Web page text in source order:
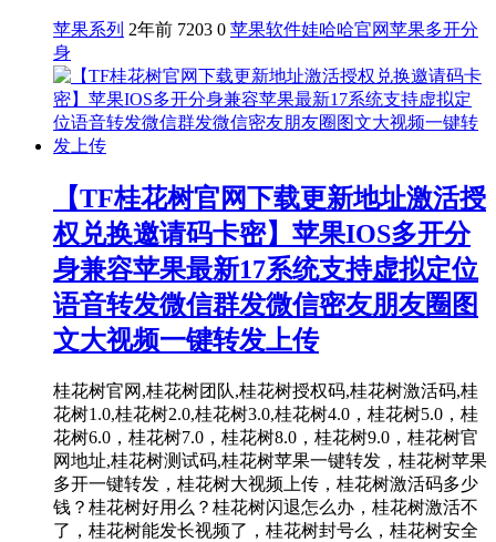
苹果系列 2年前 7203 0 苹果软件娃哈哈官网苹果多开分
身
【TF桂花树官网下载更新地址激活授
权兑换邀请码卡密】苹果IOS多开分
身兼容苹果最新17系统支持虚拟定位
语音转发微信群发微信密友朋友圈图
文大视频一键转发上传
桂花树官网,桂花树团队,桂花树授权码,桂花树激活码,桂
花树1.0,桂花树2.0,桂花树3.0,桂花树4.0，桂花树5.0，桂
花树6.0，桂花树7.0，桂花树8.0，桂花树9.0，桂花树官
网地址,桂花树测试码,桂花树苹果一键转发，桂花树苹果
多开一键转发，桂花树大视频上传，桂花树激活码多少
钱？桂花树好用么？桂花树闪退怎么办，桂花树激活不
了，桂花树能发长视频了，桂花树封号么，桂花树安全